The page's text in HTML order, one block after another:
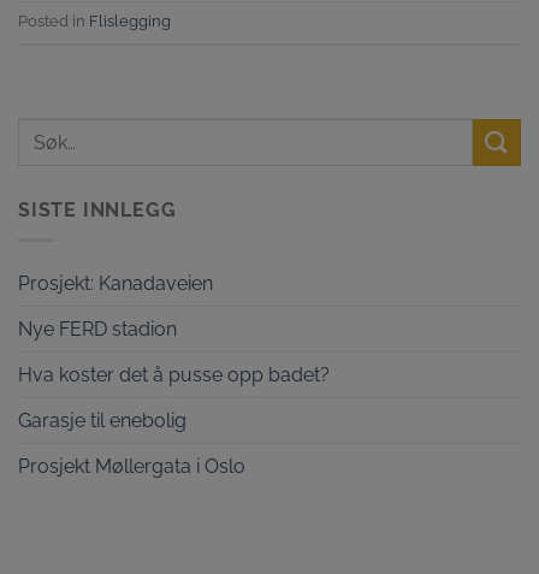
Posted in Flislegging
SISTE INNLEGG
Prosjekt: Kanadaveien
Nye FERD stadion
Hva koster det å pusse opp badet?
Garasje til enebolig
Prosjekt Møllergata i Oslo